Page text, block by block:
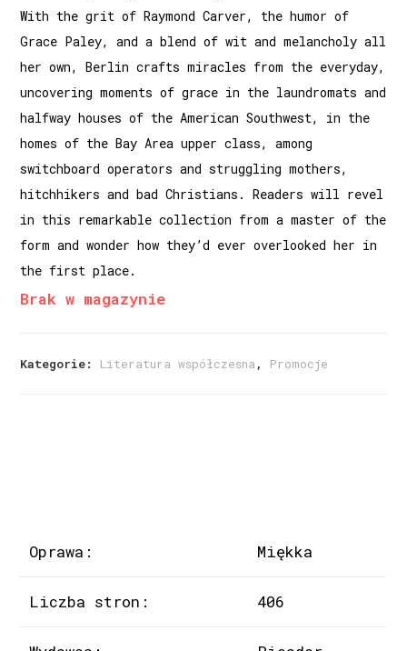
With the grit of Raymond Carver, the humor of
Grace Paley, and a blend of wit and melancholy all
her own, Berlin crafts miracles from the everyday,
uncovering moments of grace in the laundromats and
halfway houses of the American Southwest, in the
homes of the Bay Area upper class, among
switchboard operators and struggling mothers,
hitchhikers and bad Christians. Readers will revel
in this remarkable collection from a master of the
form and wonder how they’d ever overlooked her in
the first place.
Brak w magazynie
Kategorie: Literatura współczesna , Promocje
Oprawa: Miękka
Liczba stron: 406